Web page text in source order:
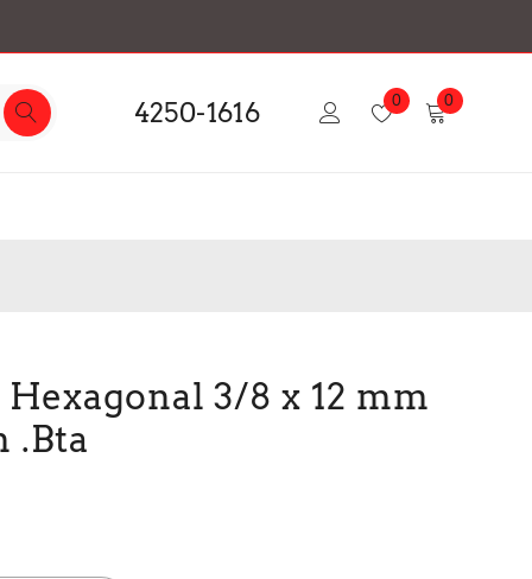
4250-1616 0 0
3/8 x 12 mm
.Bta